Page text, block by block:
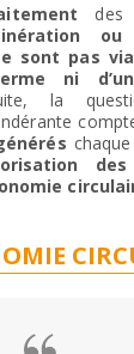
des
ou
sont pas
ni
la
des